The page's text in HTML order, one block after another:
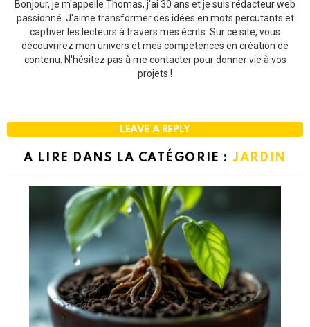
Bonjour, je m'appelle Thomas, j'ai 30 ans et je suis rédacteur web
passionné. J'aime transformer des idées en mots percutants et
captiver les lecteurs à travers mes écrits. Sur ce site, vous
découvrirez mon univers et mes compétences en création de
contenu. N'hésitez pas à me contacter pour donner vie à vos
projets !
LEAVE A REPLY
A LIRE DANS LA CATÉGORIE :JARDIN